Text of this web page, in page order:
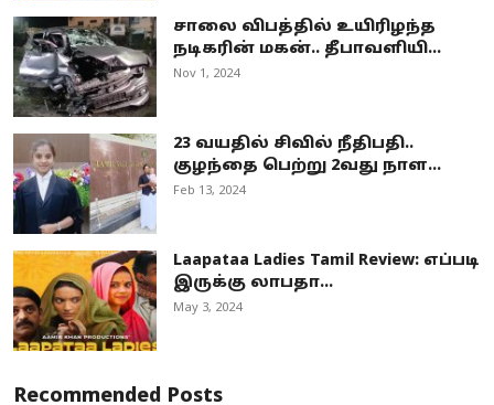
சாலை விபத்தில் உயிரிழந்த
நடிகரின் மகன்.. தீபாவளியி...
Nov 1, 2024
23 வயதில் சிவில் நீதிபதி..
குழந்தை பெற்று 2வது நாள...
Feb 13, 2024
Laapataa Ladies Tamil Review: எப்படி
இருக்கு லாபதா...
May 3, 2024
Recommended Posts